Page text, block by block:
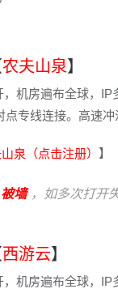
农夫山泉】
机房遍布全球，IP
点专线连接。高速
泉（点击注册） 】
被墙，如多次打开
西游云】
机房遍布全球，IP